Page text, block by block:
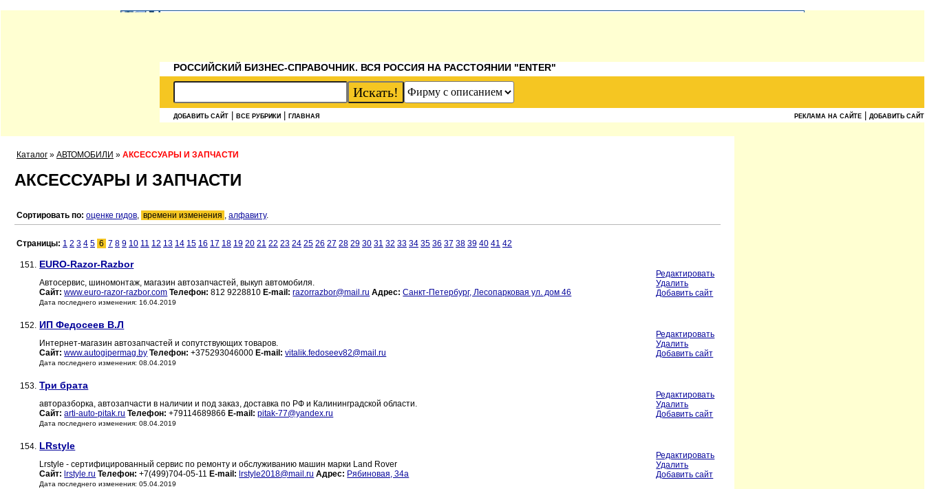
РОССИЙСКИЙ БИЗНЕС-СПРАВОЧНИК. ВСЯ РОССИЯ НА РАССТОЯНИИ "ENTER"
ДОБАВИТЬ САЙТ ВСЕ РУБРИКИ ГЛАВНАЯ РЕКЛАМА НА САЙТЕ ДОБАВИТЬ САЙТ
Каталог » АВТОМОБИЛИ » АКСЕССУАРЫ И ЗАПЧАСТИ
АКСЕССУАРЫ И ЗАПЧАСТИ
Сортировать по: оценке гидов, времени изменения , алфавиту.
Страницы: 1 2 3 4 5 6 7 8 9 10 11 12 13 14 15 16 17 18 19 20 21 22 23 24 25 26 27 28 29 30 31 32 33 34 35 36 37 38 39 40 41 42
151. EURO-Razor-Razbor
Автосервис, шиномонтаж, магазин автозапчастей, выкуп автомобиля.
Сайт: www.euro-razor-razbor.com Телефон: 812 9228810 E-mail: razorrazbor@mail.ru Адрес: Санкт-Петербург, Лесопарковая ул. дом 46
Дата последнего изменения: 16.04.2019
Редактировать
Удалить
Добавить сайт
152. ИП Федосеев В.Л
Интернет-магазин автозапчастей и сопутствующих товаров.
Сайт: www.autogipermag.by Телефон: +375293046000 E-mail: vitalik.fedoseev82@mail.ru
Дата последнего изменения: 08.04.2019
Редактировать
Удалить
Добавить сайт
153. Три брата
авторазборка, автозапчасти в наличии и под заказ, доставка по РФ и Калининградской области.
Сайт: arti-auto-pitak.ru Телефон: +79114689866 E-mail: pitak-77@yandex.ru
Дата последнего изменения: 08.04.2019
Редактировать
Удалить
Добавить сайт
154. LRstyle
Lrstyle - сертифицированный сервис по ремонту и обслуживанию машин марки Land Rover
Сайт: lrstyle.ru Телефон: +7(499)704-05-11 E-mail: lrstyle2018@mail.ru Адрес: Рябиновая, 34а
Дата последнего изменения: 05.04.2019
Редактировать
Удалить
Добавить сайт